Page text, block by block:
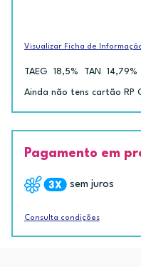
Visualizar Ficha de
TAEG 18,5% TAN 14,79%
Ainda não tens cartão RP
Pagamento em
sem juros
Consulta condições